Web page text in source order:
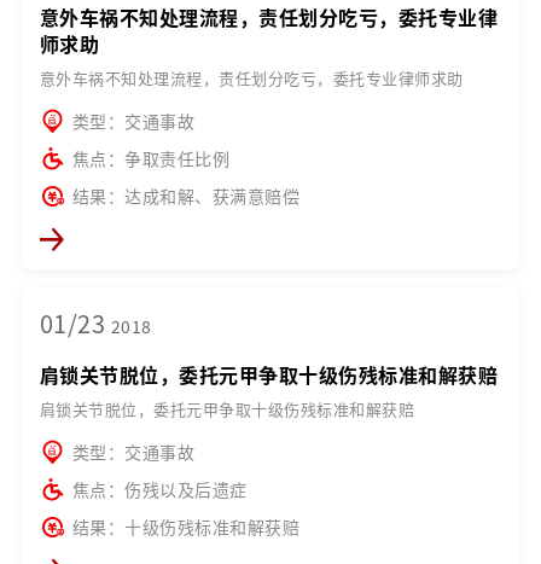
意外车祸不知处理流程，责任划分吃亏，委托专业律
师求助
意外车祸不知处理流程，责任划分吃亏，委托专业律师求助
类型：交通事故
焦点：争取责任比例
结果：达成和解、获满意赔偿
01/23 2018
肩锁关节脱位，委托元甲争取十级伤残标准和解获赔
肩锁关节脱位，委托元甲争取十级伤残标准和解获赔
类型：交通事故
焦点：伤残以及后遗症
结果：十级伤残标准和解获赔